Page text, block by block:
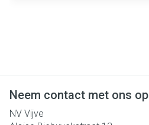
Neem contact met ons op
NV Vijve